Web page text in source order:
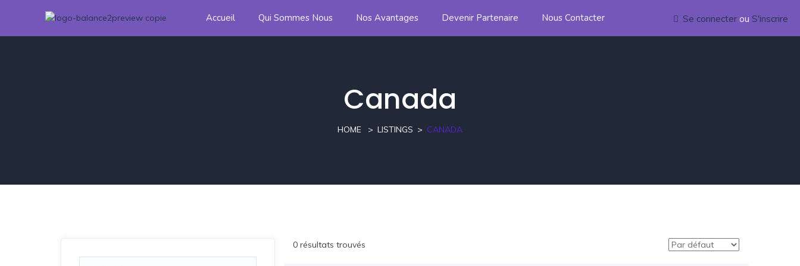
Accueil Qui Sommes Nous Nos Avantages Devenir Partenaire Nous Contacter Se connecter ou S'inscrire
Canada
HOME LISTINGS CANADA
0 résultats trouvés